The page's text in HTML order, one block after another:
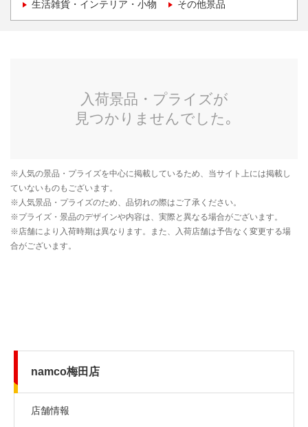
生活雑貨・インテリア・小物 その他景品
namco梅田店
店舗情報